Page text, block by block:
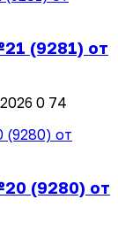
(9281) от
0 74
(9280) от